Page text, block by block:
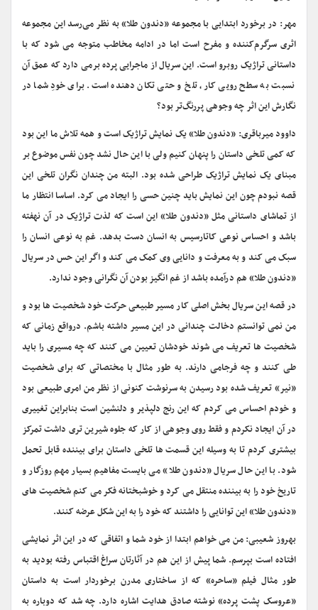
مهر: در برخورد ابتدایی با مجموعه «دندون طلا» به نظر می‌رسد این مجموعه
اثری سرگرم‌کننده و مفرح است اما در ادامه مخاطب متوجه می شود که با
داستانی تراژیک روبرو است. این سریال از ماجرایی پرده برمی دارد که عمق آن
نسبت به سطح رویی کار، تلخ و حتی تکان دهنده است. برای خودِ شما در
نگارش این اثر چه وجوهی پررنگ‌تر بود؟
داوود میرباقری: «دندون طلا» یک نمایش تراژیک است و همه تلاش ما این بود
که کمی تلخی داستان را پنهان کنیم ولی با این حال نشد چون نفس موضوع بر
مبنای یک نمایش تراژیک طراحی شده بود. البته من چندان نگران تلخی این
قصه نبودم چون این نمایش باید چنین حسی را ایجاد می کرد. اساسا انتظار ما
از تماشای داستانی مثل «دندون طلا» این است که لذت تراژیک در آن نهفته
باشد و احساس نوعی کاتارسیس به انسان دست بدهد. غم به نوعی انسان را
سبک می کند و به معرفت و دانایی وی کمک می کند و اگر این حس در سریال
«دندون طلا» هم درآمده باشد از غم انگیز بودن آن نگرانی وجود ندارد.
در قصه این سریال بخش اصلی کار مسیر طبیعی حرکت خود شخصیت ها بود و
من نمی توانستم دخالت چندانی در این مسیر داشته باشم. درواقع زمانی که
شخصیت ها تعریف می شوند خودشان تعیین می کنند که چه مسیری را باید
طی کنند و چه فرجامی دارند. به طور مثال با مختصاتی که برای شخصیت
«نیر» تعریف شده بود رسیدن به سرنوشت کنونی از نظر من امری طبیعی بود
و خودم احساس می کردم که این رنج دلپذیر و دلنشین است بنابراین تغییری
در آن ایجاد نکردم و فقط روی وجوهی از کار که جلوه شیرین تری داشت تمرکز
بیشتری کردم تا به وسیله این قسمت ها تلخی داستان برای بیننده قابل تحمل
شود. با این حال سریال «دندون طلا» می بایست مفاهیم بسیار مهم روزگار و
تاریخ خود را به بیننده منتقل می کرد و خوشبختانه فکر می کنم شخصیت های
«دندون طلا» این توانایی را داشتند که خود را به این شکل عرضه کنند.
بهروز شعیبی: من می خواهم ابتدا از خود شما و اتفاقی که در این اثر نمایشی
افتاده است بپرسم. شما پیش از این هم در آثارتان سراغ اقتباس رفته بودید به
طور مثال فیلم «ساحره» که از ساختاری مدرن برخوردار است به داستان
«عروسک پشت پرده» نوشته صادق هدایت اشاره دارد. چه شد که دوباره به